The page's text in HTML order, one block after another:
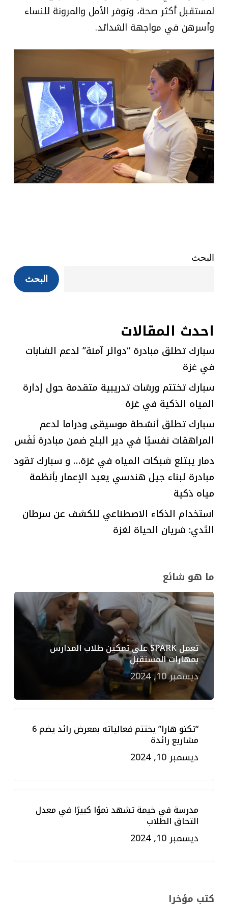
لمستقبل أكثر صحة، وتوفر الأمل والمرونة للنساء
وأسرهن في مواجهة الشدائد.
البحث
البحث
احدث المقالات
سبارك تطلق مبادرة “دوائر آمنة” لدعم الشابات
في غزة
سبارك تختتم ورشات تدريبية متقدمة حول إدارة
المياه الذكية في غزة
سبارك تطلق أنشطة موسيقى ودراما لدعم
المراهقات نفسيًا في دير البلح ضمن مبادرة نَفَس
دمار يبتلع شبكات المياه في غزة… و سبارك تقود
مبادرة لبناء جيل هندسي يعيد الإعمار بأنظمة
مياه ذكية
استخدام الذكاء الاصطناعي للكشف عن سرطان
الثدي: شريان الحياة لغزة
ما هو شائع
تعمل SPARK على تمكين طلاب المدارس
بمهارات المستقبل
ديسمبر 10, 2024
“تكنو هارا” يختتم فعالياته بمعرض رائد يضم 6
مشاريع رائدة
ديسمبر 10, 2024
مدرسة في خيمة تشهد نموًا كبيرًا في معدل
التحاق الطلاب
ديسمبر 10, 2024
كتب مؤخرا